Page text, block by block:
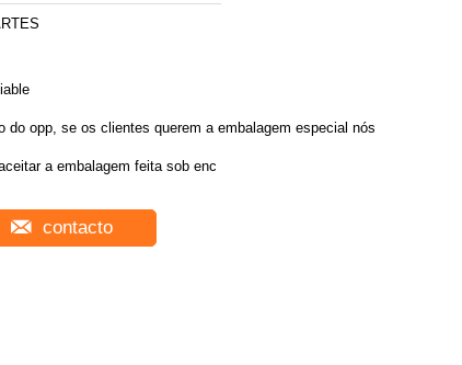
do opp, se os clientes querem a embalagem especial nós
a embalagem feita sob enc
contacto